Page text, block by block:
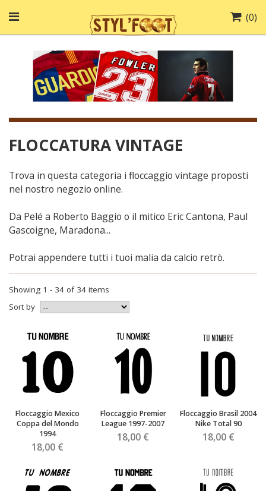
(0)
FLOCCATURA VINTAGE
Trova in questa categoria i floccaggio vintage proposti
nel nostro negozio online.
Da Pelé a Roberto Baggio o il mitico Eric Cantona, Paul
Gascoigne, Maradona...
Potrai appendere tutti i tuoi malia da calcio retrò.
Showing 1 - 34 of 34 items
Sort by
Floccaggio Mexico
Coppa del Mondo
1994
18,00 €
Floccaggio Premier
League 1997-2007
18,00 €
Floccaggio Brasil 2004
Nike Total 90
18,00 €